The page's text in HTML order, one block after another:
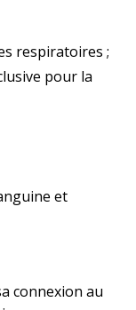
respiratoires ;
pour la
et
connexion au